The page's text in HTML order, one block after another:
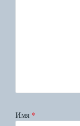
Имя *